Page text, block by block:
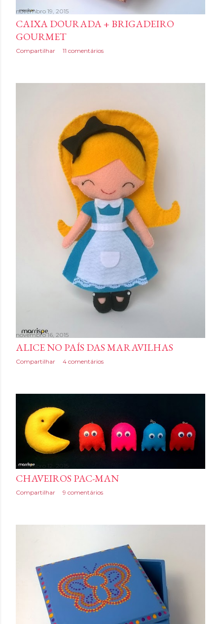
novembro 19, 2015
CAIXA DOURADA + BRIGADEIRO
GOURMET
Compartilhar 11 comentários
novembro 16, 2015
ALICE NO PAÍS DAS MARAVILHAS
Compartilhar 4 comentários
novembro 12, 2015
CHAVEIROS PAC-MAN
Compartilhar 9 comentários